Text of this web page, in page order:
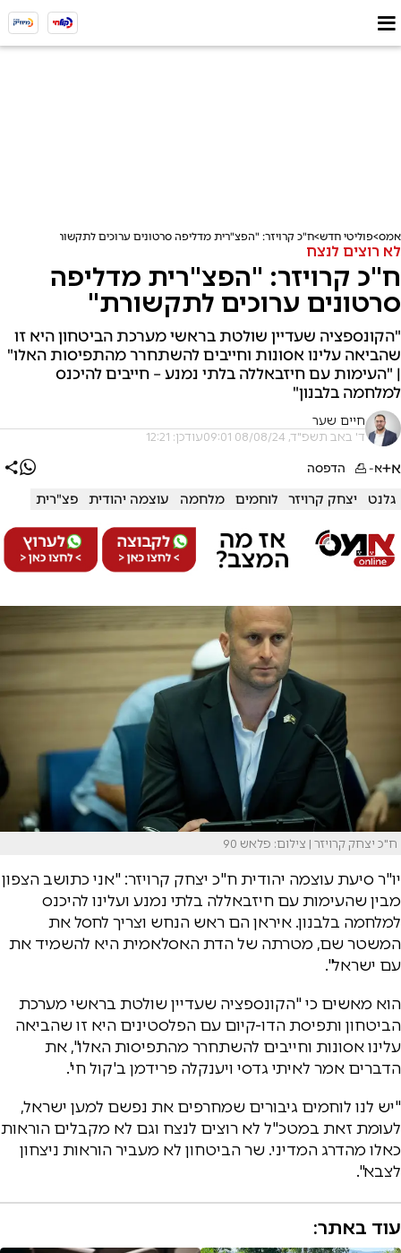
אמס פוליטי חדש ח"כ קרויזר: "הפצ"רית מדליפה סרטונים ערוכים לתקשורת"
לא רוצים לנצח
ח"כ קרויזר: "הפצ"רית מדליפה
סרטונים ערוכים לתקשורת"
"הקונספציה שעדיין שולטת בראשי מערכת הביטחון היא זו
שהביאה עלינו אסונות וחייבים להשתחרר מהתפיסות האלו"
| "העימות עם חיזבאללה בלתי נמנע – חייבים להיכנס
למלחמה בלבנון"
חיים שער
ד' באב תשפ"ד, 08/08/24 09:01 עודכן: 12:21
א+א- הדפסה
גלנט יצחק קרויזר לוחמים מלחמה עוצמה יהודית פצ"רית
ח"כ יצחק קרויזר | צילום: פלאש 90
יו"ר סיעת עוצמה יהודית ח"כ יצחק קרויזר: "אני כתושב הצפון
מבין שהעימות עם חיזבאללה בלתי נמנע ועלינו להיכנס
למלחמה בלבנון. איראן הם ראש הנחש וצריך לחסל את
המשטר שם, מטרתה של הדת האסלאמית היא להשמיד את
עם ישראל".
הוא מאשים כי "הקונספציה שעדיין שולטת בראשי מערכת
הביטחון ותפיסת הדו-קיום עם הפלסטינים היא זו שהביאה
עלינו אסונות וחייבים להשתחרר מהתפיסות האלו", את
הדברים אמר לאיתי גדסי ויענקלה פרידמן ב'קול חי'.
"יש לנו לוחמים גיבורים שמחרפים את נפשם למען ישראל,
לעומת זאת במטכ"ל לא רוצים לנצח וגם לא מקבלים הוראות
כאלו מהדרג המדיני. שר הביטחון לא מעביר הוראות ניצחון
לצבא".
עוד באתר: